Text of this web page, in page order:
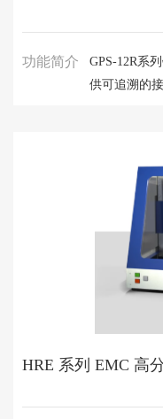
功能简介
GPS-12R系
供可追溯的